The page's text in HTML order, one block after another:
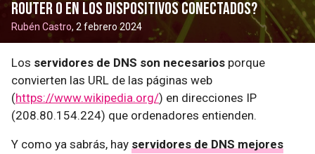
router o en los dispositivos conectados?
Rubén Castro, 2 febrero 2024
Los servidores de DNS son necesarios porque
convierten las URL de las páginas web
(https://www.wikipedia.org/) en direcciones IP
(208.80.154.224) que ordenadores entienden.
Y como ya sabrás, hay servidores de DNS mejores